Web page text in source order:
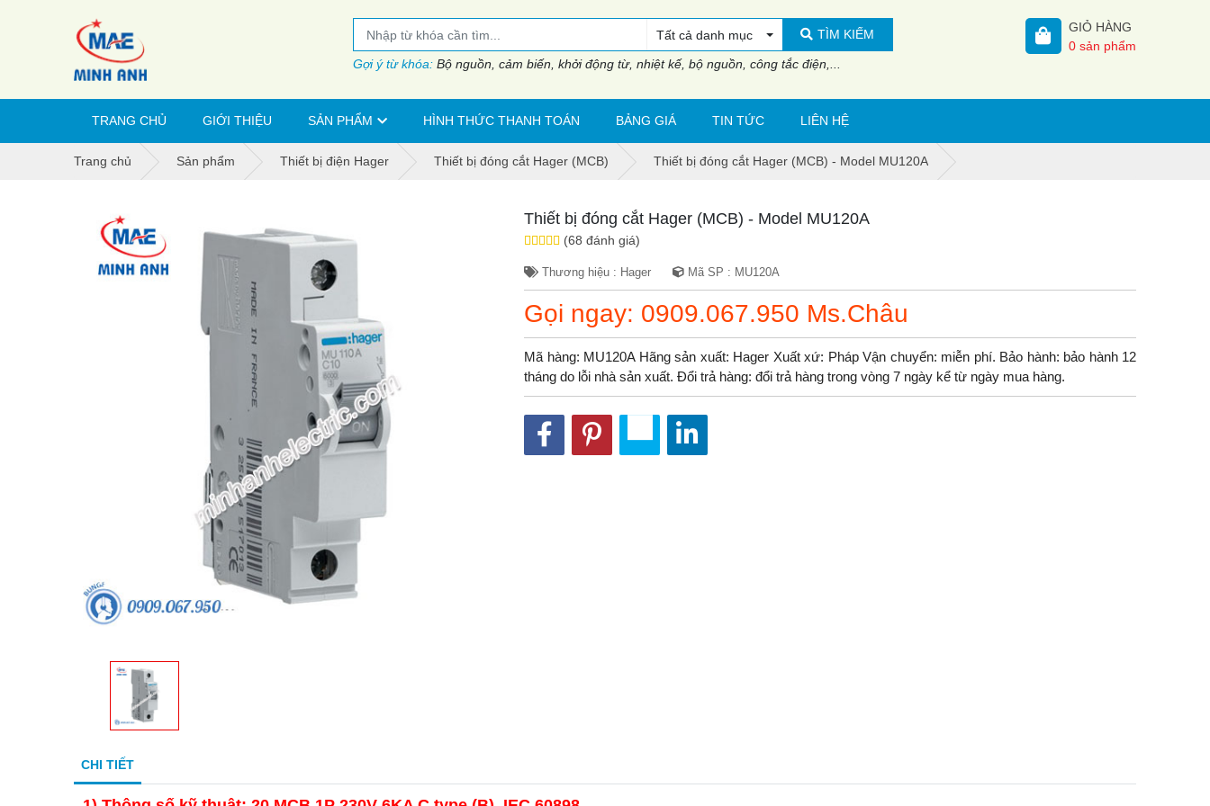
Tất cả danh mục TÌM KIẾM
Gợi ý từ khóa: Bộ nguồn, cảm biến, khởi động từ, nhiệt kế, bộ nguồn, công tắc điện,...
GIỎ HÀNG
0 sản phẩm
TRANG CHỦ GIỚI THIỆU SẢN PHẨM HÌNH THỨC THANH TOÁN BẢNG GIÁ TIN TỨC LIÊN HỆ
Trang chủ Sản phẩm Thiết bị điện Hager Thiết bị đóng cắt Hager (MCB) Thiết bị đóng cắt Hager (MCB) - Model MU120A
Thiết bị đóng cắt Hager (MCB) - Model MU120A
(68 đánh giá)
Thương hiệu : Hager Mã SP : MU120A
Gọi ngay: 0909.067.950 Ms.Châu
Mã hàng: MU120A Hãng sản xuất: Hager Xuất xứ: Pháp Vận chuyển: miễn phí. Bảo hành: bảo hành 12
tháng do lỗi nhà sản xuất. Đổi trả hàng: đổi trả hàng trong vòng 7 ngày kể từ ngày mua hàng.
CHI TIẾT